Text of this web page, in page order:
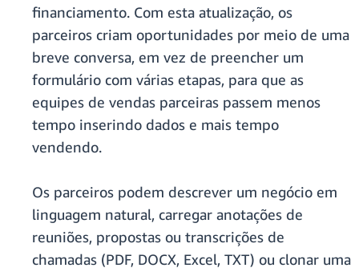
financiamento. Com esta atualização, os
parceiros criam oportunidades por meio de uma
breve conversa, em vez de preencher um
formulário com várias etapas, para que as
equipes de vendas parceiras passem menos
tempo inserindo dados e mais tempo
vendendo.
Os parceiros podem descrever um negócio em
linguagem natural, carregar anotações de
reuniões, propostas ou transcrições de
chamadas (PDF, DOCX, Excel, TXT) ou clonar uma